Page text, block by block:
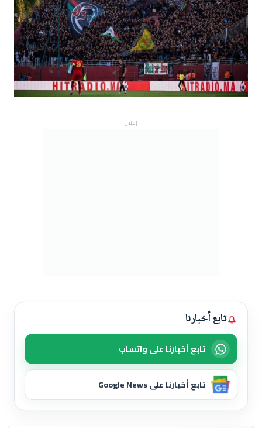
إعلان
تابع أخبارنا
تابع أخبارنا على واتساب
تابع أخبارنا على Google News